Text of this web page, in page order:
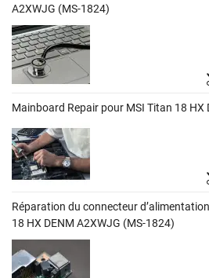
A2XWJG (MS-1824)
Mainboard Repair pour MSI Titan 18 HX
Réparation du connecteur
18 HX DENM A2XWJG (MS-1824)